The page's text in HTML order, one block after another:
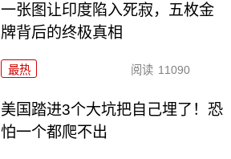
一张图让印度陷入死寂，五枚金
牌背后的终极真相
最热 阅读 11090
美国踏进3个大坑把自己埋了！恐
怕一个都爬不出